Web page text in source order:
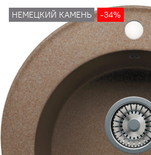
НЕМЕЦКИЙ КАМЕНЬ -34%